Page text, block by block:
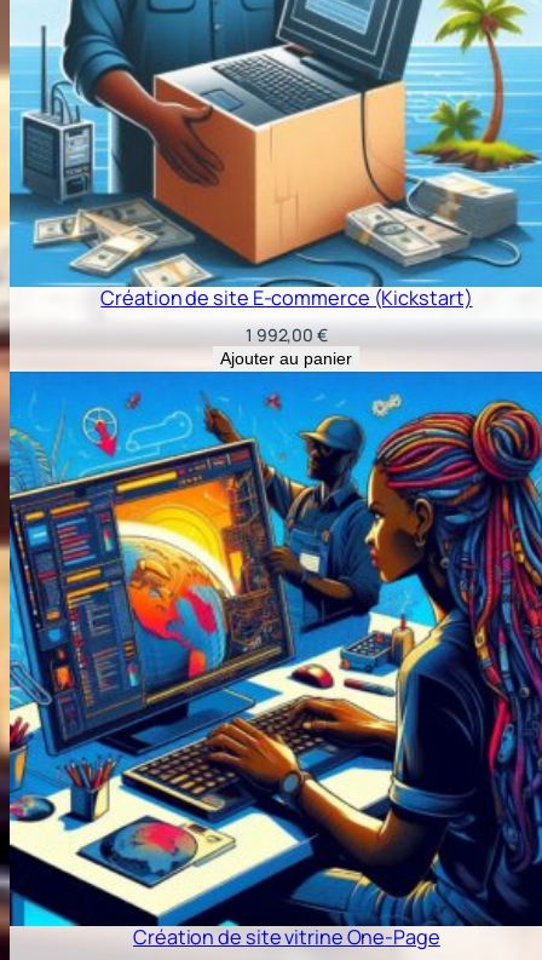
Création de site E-commerce (Kickstart)
1 992,00€
Ajouter au panier
Création de site vitrine One-Page